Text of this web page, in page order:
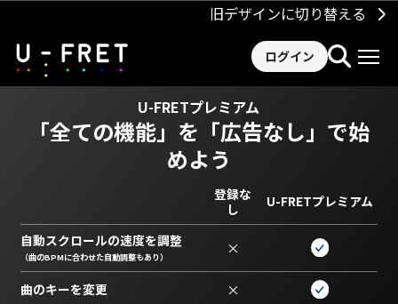
旧デザインに切り替える
ログイン
U-FRETプレミアム
「全ての機能」を 「広告なし」で始
めよう
登録な
し
U-FRETプレミアム
自動スクロールの速度を調整
（曲のBPMに合わせた自動調整もあり） ×
曲のキーを変更 ×